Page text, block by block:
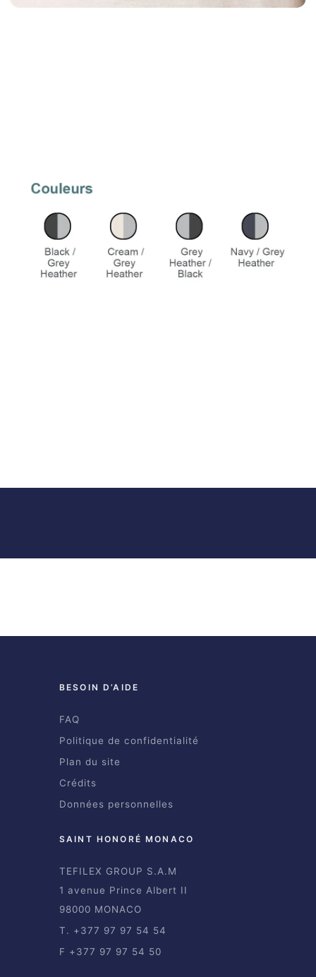
BESOIN D’AIDE
FAQ
Politique de confidentialité
Plan du site
Crédits
Données personnelles
SAINT HONORÉ MONACO
TEFILEX GROUP S.A.M
1 avenue Prince Albert II
98000 MONACO
T. +377 97 97 54 54
F +377 97 97 54 50